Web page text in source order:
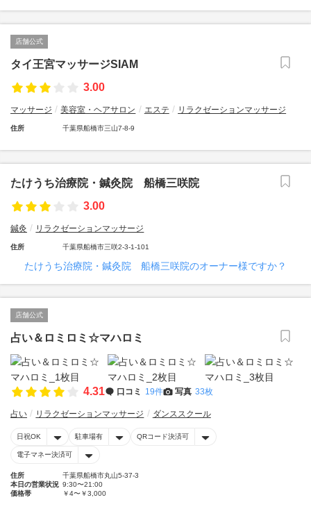
店舗公式
タイ王宮マッサージSIAM
3.00
マッサージ 美容室・ヘアサロン エステ リラクゼーションマッサージ
住所 千葉県船橋市三山7-8-9
たけうち治療院・鍼灸院 船橋三咲院
3.00
鍼灸 リラクゼーションマッサージ
住所 千葉県船橋市三咲2-3-1-101
たけうち治療院・鍼灸院 船橋三咲院のオーナー様ですか？
店舗公式
占い＆ロミロミ☆マハロミ
4.31 口コミ 19件 写真 33枚
占い リラクゼーションマッサージ ダンススクール
日祝OK 駐車場有 QRコード決済可
電子マネー決済可
住所
千葉県船橋市丸山5-37-3
本日の営業状況 9:30〜21:00
価格帯
￥4〜￥3,000